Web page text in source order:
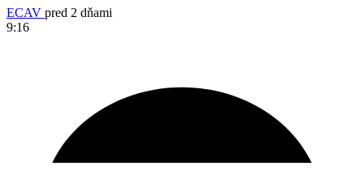
ECAV pred 2 dňami
9:16